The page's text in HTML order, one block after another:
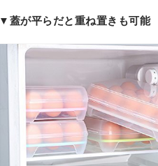
▼蓋が平らだと重ね置きも可能